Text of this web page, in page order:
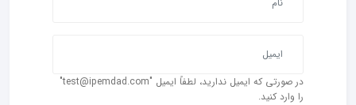
در صورتی که ایمیل ندارید، لطفاً ایمیل "test@ipemdad.com"
را وارد کنید.